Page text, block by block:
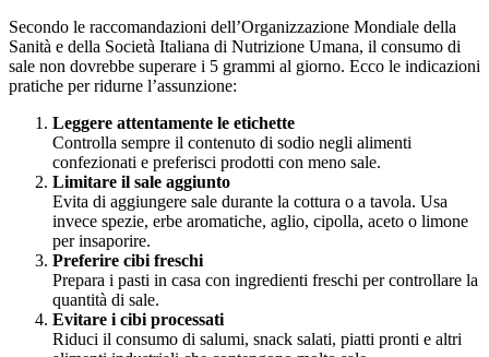
Secondo le raccomandazioni dell’Organizzazione Mondiale della
Sanità e della Società Italiana di Nutrizione Umana, il consumo di
sale non dovrebbe superare i 5 grammi al giorno. Ecco le indicazioni
pratiche per ridurne l’assunzione:
Leggere attentamente le etichette
Controlla sempre il contenuto di sodio negli alimenti
confezionati e preferisci prodotti con meno sale.
Limitare il sale aggiunto
Evita di aggiungere sale durante la cottura o a tavola. Usa
invece spezie, erbe aromatiche, aglio, cipolla, aceto o limone
per insaporire.
Preferire cibi freschi
Prepara i pasti in casa con ingredienti freschi per controllare la
quantità di sale.
Evitare i cibi processati
Riduci il consumo di salumi, snack salati, piatti pronti e altri